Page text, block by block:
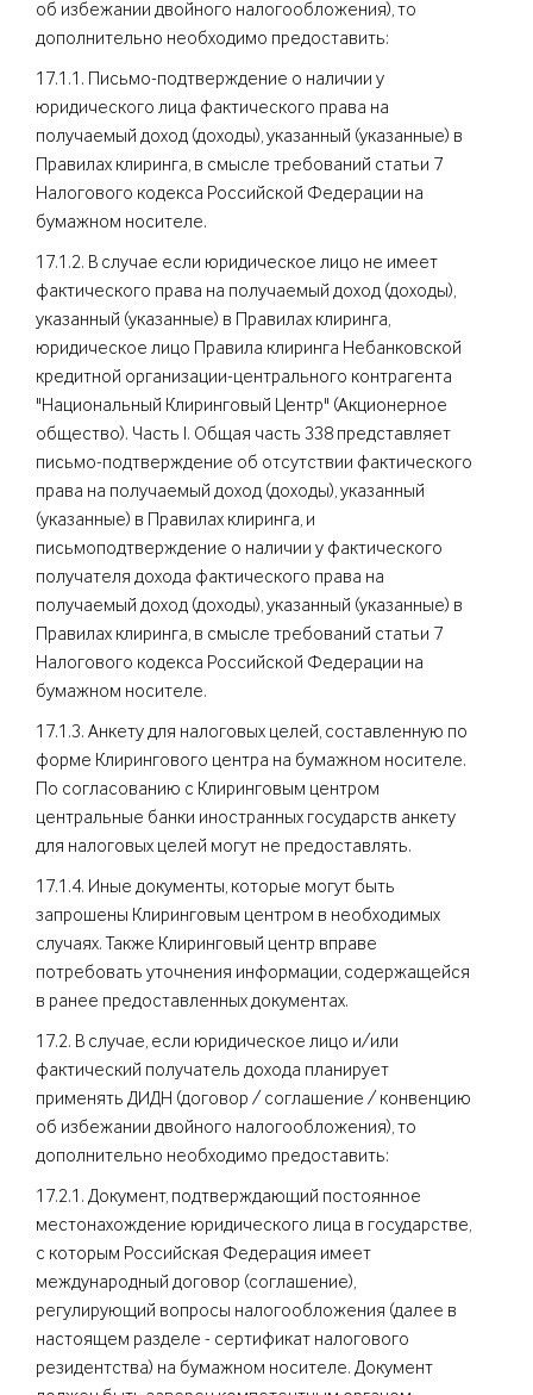
об избежании двойного налогообложения), то
дополнительно необходимо предоставить:
17.1.1. Письмо-подтверждение о наличии у
юридического лица фактического права на
получаемый доход (доходы), указанный (указанные) в
Правилах клиринга, в смысле требований статьи 7
Налогового кодекса Российской Федерации на
бумажном носителе.
17.1.2. В случае если юридическое лицо не имеет
фактического права на получаемый доход (доходы),
указанный (указанные) в Правилах клиринга,
юридическое лицо Правила клиринга Небанковской
кредитной организации-центрального контрагента
"Национальный Клиринговый Центр" (Акционерное
общество). Часть I. Общая часть 338 представляет
письмо-подтверждение об отсутствии фактического
права на получаемый доход (доходы), указанный
(указанные) в Правилах клиринга, и
письмоподтверждение о наличии у фактического
получателя дохода фактического права на
получаемый доход (доходы), указанный (указанные) в
Правилах клиринга, в смысле требований статьи 7
Налогового кодекса Российской Федерации на
бумажном носителе.
17.1.3. Анкету для налоговых целей, составленную по
форме Клирингового центра на бумажном носителе.
По согласованию с Клиринговым центром
центральные банки иностранных государств анкету
для налоговых целей могут не предоставлять.
17.1.4. Иные документы, которые могут быть
запрошены Клиринговым центром в необходимых
случаях. Также Клиринговый центр вправе
потребовать уточнения информации, содержащейся
в ранее предоставленных документах.
17.2. В случае, если юридическое лицо и/или
фактический получатель дохода планирует
применять ДИДН (договор / соглашение / конвенцию
об избежании двойного налогообложения), то
дополнительно необходимо предоставить:
17.2.1. Документ, подтверждающий постоянное
местонахождение юридического лица в государстве,
с которым Российская Федерация имеет
международный договор (соглашение),
регулирующий вопросы налогообложения (далее в
настоящем разделе - сертификат налогового
резидентства) на бумажном носителе. Документ